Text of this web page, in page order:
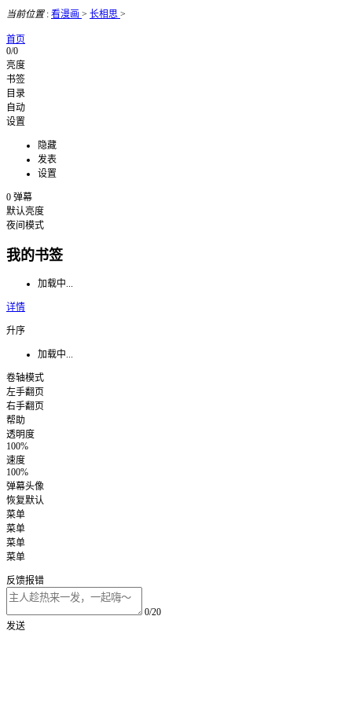
当前位置: 看漫画 > 长相思 >
首页
0/0
亮度
书签
目录
自动
设置
隐藏
发表
设置
0 弹幕
默认亮度
夜间模式
我的书签
加载中...
详情
升序
加载中...
卷轴模式
左手翻页
右手翻页
帮助
透明度
100%
速度
100%
弹幕头像
恢复默认
菜单
菜单
菜单
菜单
反馈报错
0/20
发送